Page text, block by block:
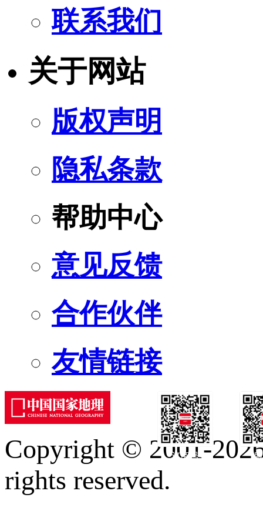
联系我们
关于网站
版权声明
隐私条款
帮助中心
意见反馈
合作伙伴
友情链接
订阅号
Copyright © 2001-
rights reserved.